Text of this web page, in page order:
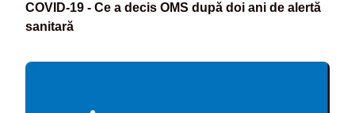
COVID-19 - Ce a decis OMS după doi ani de alertă
sanitară